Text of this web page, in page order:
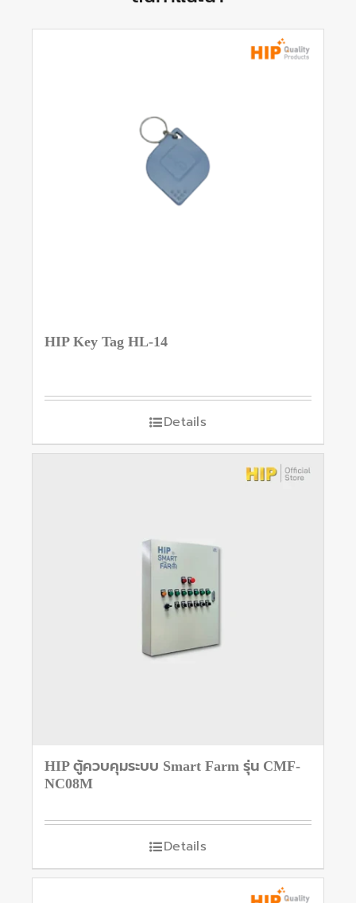
HIP Key Tag HL-14
Details
HIP ตู้ควบคุมระบบ Smart Farm รุ่น CMF-
NC08M
Details